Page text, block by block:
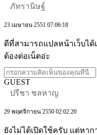
ภัทรานิษฐ์
23 เมษายน 2551 07:06:18
ดีที่สามารถแปลหน้าเว็บได้
ต้องต่อเน็ตอ่ะ
GUEST
ปรีชา ชลหาญ
29 พฤศจิกายน 2550 02:02:20
ยังไม่ได้เปิดใช้ครับ แต่หา